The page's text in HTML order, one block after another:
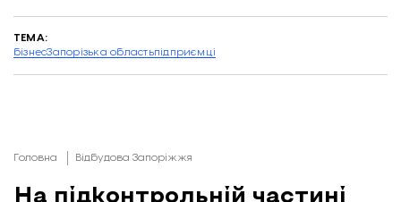
ТЕМА:
бізнесЗапорізька областьпідприємці
Головна Відбудова Запоріжжя
На підконтрольній частині